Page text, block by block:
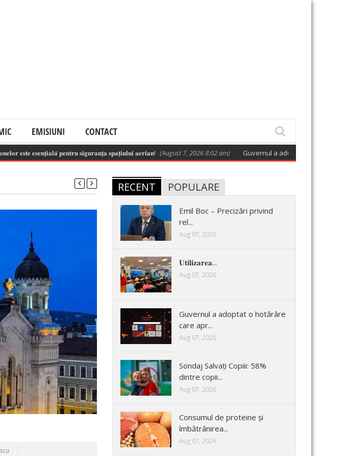
EMISIUNI CONTACT
𝐩𝐞𝐧𝐭𝐫𝐮 𝐬𝐢𝐠𝐮𝐫𝐚𝐧𝐭̦𝐚 𝐬𝐩𝐚𝐭̦𝐢𝐮𝐥𝐮𝐢 𝐚𝐞𝐫𝐢𝐚𝐧! (August 7, 2026 8:02 am) Guvernul a adoptat o hotărâre care
RECENT POPULARE
Emil Boc – Precizări privind
rel...
Aug 07, 2026
𝐔𝐭𝐢𝐥𝐢𝐳𝐚𝐫𝐞𝐚...
Aug 07, 2026
Guvernul a adoptat o hotărâre
care apr...
Aug 07, 2026
Sondaj Salvați Copiii: 58%
dintre copii...
Aug 07, 2026
Consumul de proteine și
îmbătrânirea...
Aug 07, 2026